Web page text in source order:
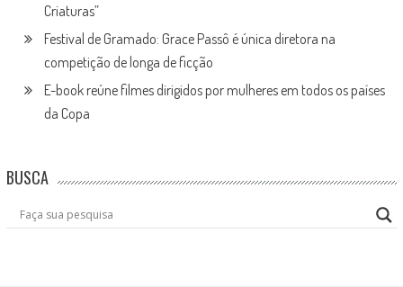
Criaturas”
Festival de Gramado: Grace Passô é única diretora na
competição de longa de ficção
E-book reúne filmes dirigidos por mulheres em todos os países
da Copa
BUSCA